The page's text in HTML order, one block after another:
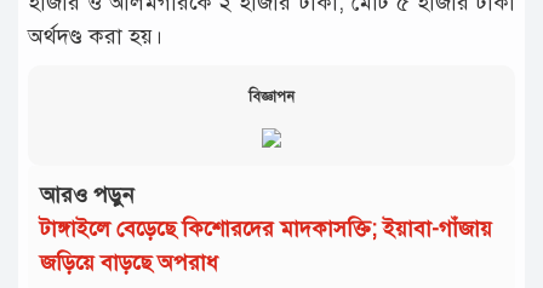
অর্থদণ্ড করা হয়।
বিজ্ঞাপন
আরও পড়ুন
টাঙ্গাইলে বেড়েছে কিশোরদের মাদকাসক্তি; ইয়াবা-গাঁজায়
জড়িয়ে বাড়ছে অপরাধ